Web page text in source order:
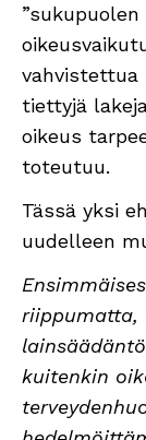
vahvistettua
tiettyjä
oikeus
toteutuu.
Tässä yksi
uudelleen
riippumatta,
kuitenkin